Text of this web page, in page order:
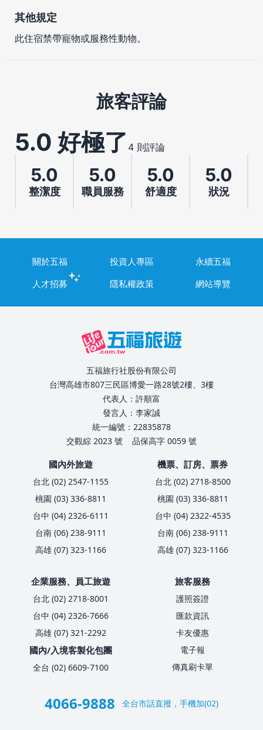
其他規定
此住宿禁帶寵物或服務性動物。
旅客評論
5.0 好極了 4 則評論
5.0
整潔度
5.0
職員服務
5.0
舒適度
5.0
狀況
關於五福 投資人專區
永續五福
人才招募
隱私權政策 網站導覽
五福旅行社股份有限公司
台灣高雄市807三民區博愛一路28號2樓、3樓
代表人：許順富
發言人：李家誠
統一編號：22835878
交觀綜 2023 號
品保高字 0059 號
國內外旅遊
台北 (02) 2547-1155
桃園 (03) 336-8811
台中 (04) 2326-6111
台南 (06) 238-9111
高雄 (07) 323-1166
機票、訂房、票券
台北 (02) 2718-8500
桃園 (03) 336-8811
台中 (04) 2322-4535
台南 (06) 238-9111
高雄 (07) 323-1166
企業服務、員工旅遊
台北 (02) 2718-8001
台中 (04) 2326-7666
高雄 (07) 321-2292
國內/入境客製化包團
全台 (02) 6609-7100
旅客服務
護照簽證
匯款資訊
卡友優惠
電子報
傳真刷卡單
4066-9888 全台市話直撥，手機加(02)